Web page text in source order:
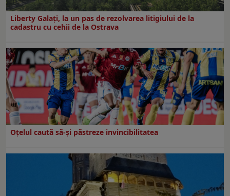
Liberty Galați, la un pas de rezolvarea litigiului de la
cadastru cu cehii de la Ostrava
Oțelul caută să-și păstreze invincibilitatea